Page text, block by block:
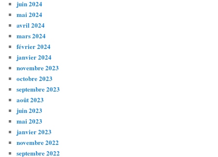
juin 2024
mai 2024
avril 2024
mars 2024
février 2024
janvier 2024
novembre 2023
octobre 2023
septembre 2023
août 2023
juin 2023
mai 2023
janvier 2023
novembre 2022
septembre 2022